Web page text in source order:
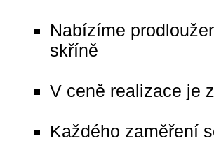
Nabízíme
skříně
V ceně realizace je
Každého zaměření